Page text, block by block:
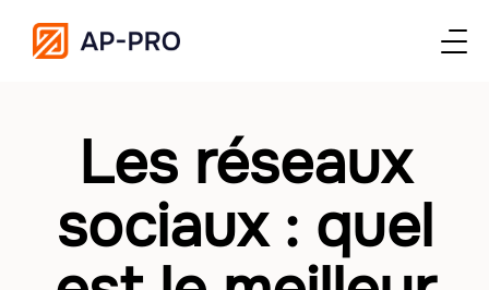
Les réseaux
sociaux : quel